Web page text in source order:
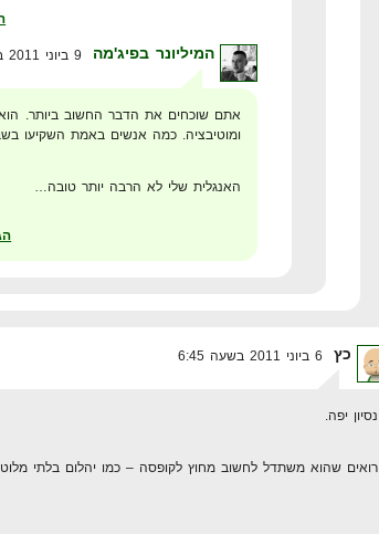
המיליונר בפיג'מה
אתם שוכחים את הדבר החשוב ביותר.
ומוטיבציה. כמה אנשים באמת השקיעו
האנגלית שלי לא הרבה יותר טובה…
כץ
נסיון יפה.
רואים שהוא משתדל לחשוב מחוץ לקופסה – כמו יהלום בלתי